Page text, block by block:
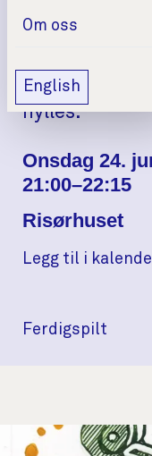
Om oss
English
POING enda
gammelt
blir det
hylles.
Dato
Onsdag 24.
Tid
21:00–22:15
Sted
Risørhuset
Legg til i
Ferdigspilt